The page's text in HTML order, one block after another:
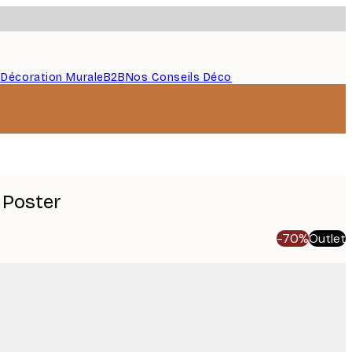
Décoration MuraleB2BNos Conseils Déco
-70%Outlet